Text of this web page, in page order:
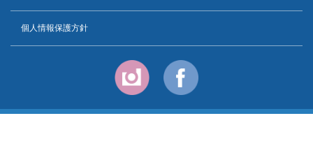
個人情報保護方針